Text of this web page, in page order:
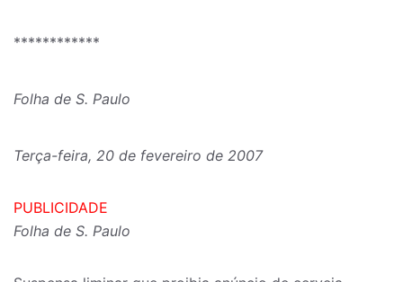
************
Folha de S. Paulo
Terça-feira, 20 de fevereiro de 2007
PUBLICIDADE
Folha de S. Paulo